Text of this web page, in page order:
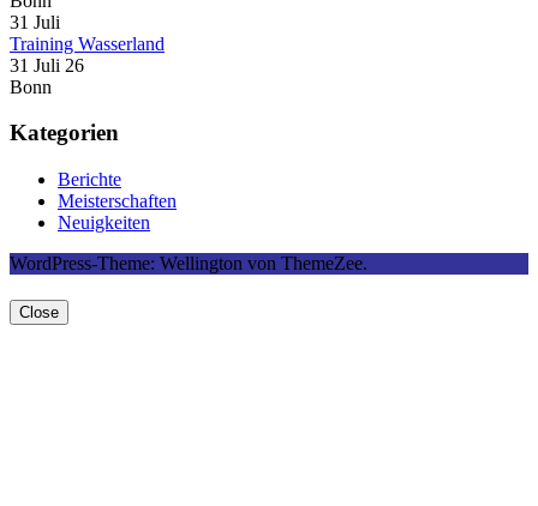
31 Juli
Training Wasserland
31 Juli 26
Bonn
Kategorien
Berichte
Meisterschaften
Neuigkeiten
WordPress-Theme: Wellington von ThemeZee.
Close